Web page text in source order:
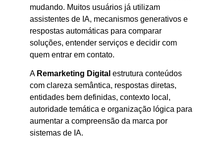
mudando. Muitos usuários já utilizam
assistentes de IA, mecanismos generativos e
respostas automáticas para comparar
soluções, entender serviços e decidir com
quem entrar em contato.
A Remarketing Digital estrutura conteúdos
com clareza semântica, respostas diretas,
entidades bem definidas, contexto local,
autoridade temática e organização lógica para
aumentar a compreensão da marca por
sistemas de IA.